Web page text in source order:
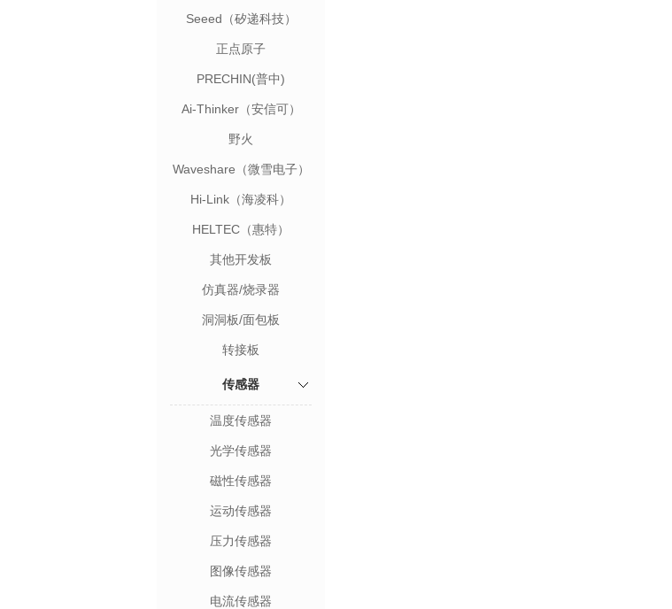
Seeed（矽递科技）
正点原子
PRECHIN(普中)
Ai-Thinker（安信可）
野火
Waveshare（微雪电子）
Hi-Link（海凌科）
HELTEC（惠特）
其他开发板
仿真器/烧录器
洞洞板/面包板
转接板
传感器
温度传感器
光学传感器
磁性传感器
运动传感器
压力传感器
图像传感器
电流传感器